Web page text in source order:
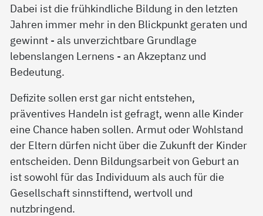
Dabei ist die frühkindliche Bildung in den letzten
Jahren immer mehr in den Blickpunkt geraten und
gewinnt - als unverzichtbare Grundlage
lebenslangen Lernens - an Akzeptanz und
Bedeutung.
Defizite sollen erst gar nicht entstehen,
präventives Handeln ist gefragt, wenn alle Kinder
eine Chance haben sollen. Armut oder Wohlstand
der Eltern dürfen nicht über die Zukunft der Kinder
entscheiden. Denn Bildungsarbeit von Geburt an
ist sowohl für das Individuum als auch für die
Gesellschaft sinnstiftend, wertvoll und
nutzbringend.